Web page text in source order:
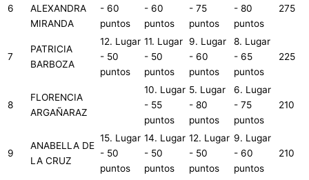
6
ALEXANDRA
MIRANDA
- 60
puntos
- 60
puntos
- 75
puntos
- 80
puntos
275
7
PATRICIA
BARBOZA
12. Lugar
- 50
puntos
11. Lugar
- 50
puntos
9. Lugar
- 60
puntos
8. Lugar
- 65
puntos
225
8
FLORENCIA
ARGAÑARAZ
10. Lugar
- 55
puntos
5. Lugar
- 80
puntos
6. Lugar
- 75
puntos
210
9
ANABELLA DE
LA CRUZ
15. Lugar
- 50
puntos
14. Lugar
- 50
puntos
12. Lugar
- 50
puntos
9. Lugar
- 60
puntos
210